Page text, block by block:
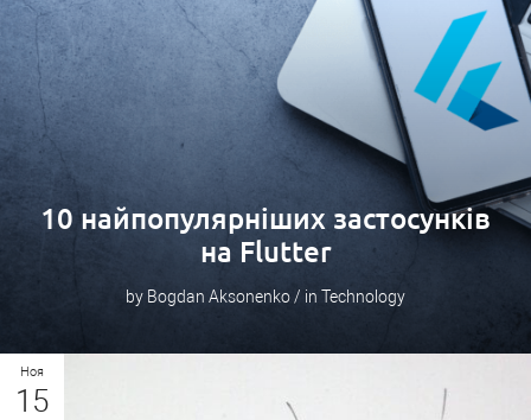
10 найпопулярніших застосунків
на Flutter
by Bogdan Aksonenko / in Technology
Ноя
15